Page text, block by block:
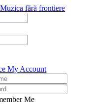
My Account
Me